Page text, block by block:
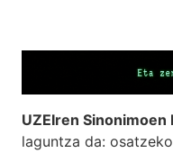
UZEIren Sinonimoen
laguntza da: